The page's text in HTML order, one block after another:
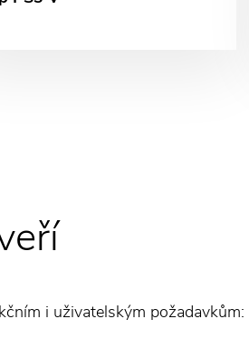
i uživatelským požadavkům: